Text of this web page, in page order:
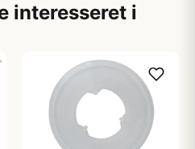
interesseret i